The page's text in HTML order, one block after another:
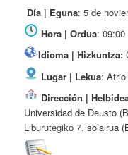
Día | Eguna: 5 de
Hora | Ordua:
Idioma | Hizkuntza:
Lugar | Lekua:
Dirección |
Universidad de Deusto
Liburutegiko 7. solairua